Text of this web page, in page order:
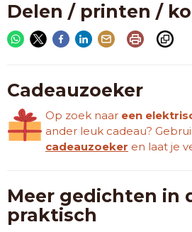
Delen / printen /
Cadeauzoeker
Op zoek naar een
ander leuk cadeau?
cadeauzoeker en laat je
Meer gedichten in
praktisch